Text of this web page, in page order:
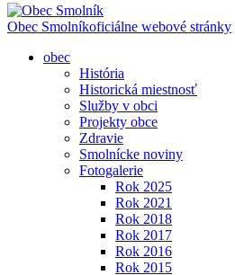
Obec Smolníkoficiálne webové stránky
obec
História
Historická miestnosť
Služby v obci
Projekty obce
Zdravie
Smolnícke noviny
Fotogalerie
Rok 2025
Rok 2021
Rok 2018
Rok 2017
Rok 2016
Rok 2015